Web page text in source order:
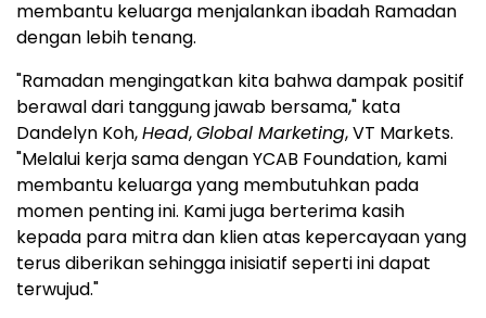
membantu keluarga menjalankan ibadah Ramadan
dengan lebih tenang.
"Ramadan mengingatkan kita bahwa dampak positif
berawal dari tanggung jawab bersama," kata
Dandelyn Koh,Head,Global Marketing, VT Markets.
"Melalui kerja sama dengan YCAB Foundation, kami
membantu keluarga yang membutuhkan pada
momen penting ini. Kami juga berterima kasih
kepada para mitra dan klien atas kepercayaan yang
terus diberikan sehingga inisiatif seperti ini dapat
terwujud."